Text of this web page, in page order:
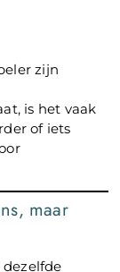
zijn
is het vaak
of iets
maar